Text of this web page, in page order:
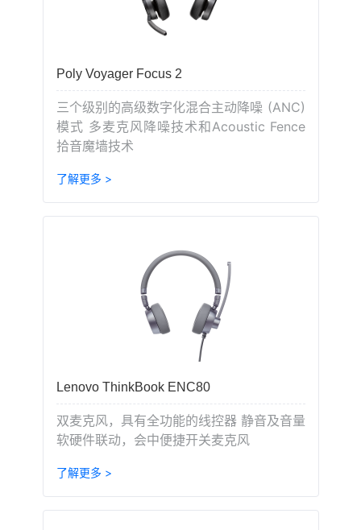
Poly Voyager Focus 2
三个级别的高级数字化混合主动降噪 (ANC)
模式 多麦克风降噪技术和Acoustic Fence
拾音魔墙技术
了解更多 >
Lenovo ThinkBook ENC80
双麦克风，具有全功能的线控器 静音及音量
软硬件联动，会中便捷开关麦克风
了解更多 >